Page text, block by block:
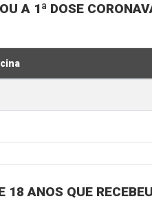
A 1ª DOSE
18 ANOS QUE